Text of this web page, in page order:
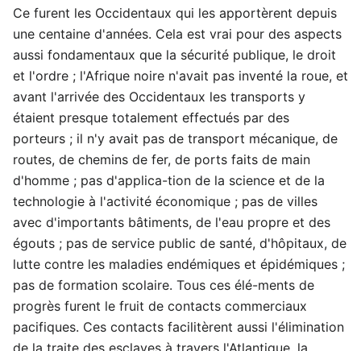
Ce furent les Occidentaux qui les apportèrent depuis
une centaine d'années. Cela est vrai pour des aspects
aussi fondamentaux que la sécurité publique, le droit
et l'ordre ; l'Afrique noire n'avait pas inventé la roue, et
avant l'arrivée des Occidentaux les transports y
étaient presque totalement effectués par des
porteurs ; il n'y avait pas de transport mécanique, de
routes, de chemins de fer, de ports faits de main
d'homme ; pas d'applica-tion de la science et de la
technologie à l'activité économique ; pas de villes
avec d'importants bâtiments, de l'eau propre et des
égouts ; pas de service public de santé, d'hôpitaux, de
lutte contre les maladies endémiques et épidémiques ;
pas de formation scolaire. Tous ces élé-ments de
progrès furent le fruit de contacts commerciaux
pacifiques. Ces contacts facilitèrent aussi l'élimination
de la traite des esclaves à travers l'Atlantique, la